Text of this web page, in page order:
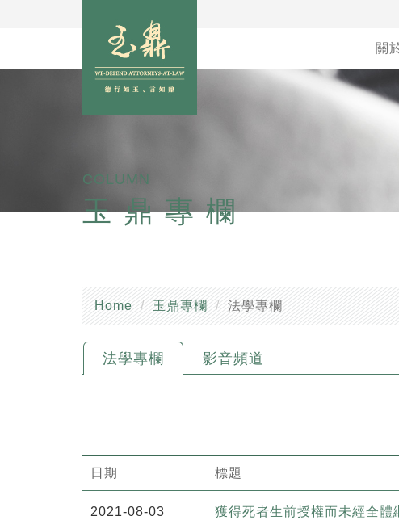
關
COLUMN
玉鼎專欄
Home 玉鼎專欄 法學專欄
法學專欄 影音頻道
日期 標題
2021-08-03 獲得死者生前授權而未經全體